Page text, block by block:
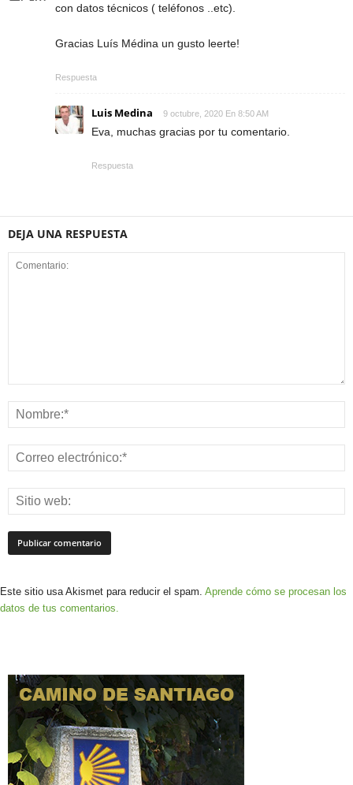
con datos técnicos ( teléfonos ..etc).
Gracias Luís Médina un gusto leerte!
Respuesta
Luis Medina 9 octubre, 2020 En 8:50 AM
Eva, muchas gracias por tu comentario.
Respuesta
DEJA UNA RESPUESTA
Este sitio usa Akismet para reducir el spam. Aprende cómo se procesan los
datos de tus comentarios.